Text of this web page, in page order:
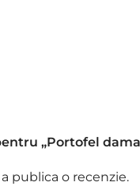
„Portofel
publica o recenzie.